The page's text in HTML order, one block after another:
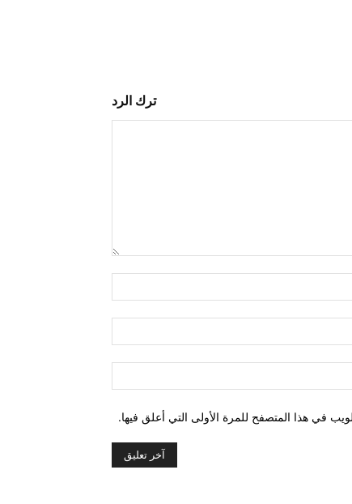
ترك الرد
الإلكتروني:*
في هذا المتصفح للمرة الأولى التي أعلق فيها.